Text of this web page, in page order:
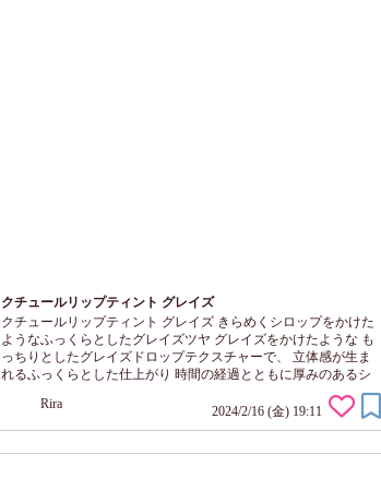
クチュールリップティント グレイズ
クチュールリップティント グレイズ きらめくシロップをかけた
ようなふっくらとしたグレイズツヤ グレイズをかけたような も
っちりとしたグレイズドロップテクスチャーで、 立体感が生ま
れるふっくらとした仕上がり 時間の経過とともに厚みのあるシ
ロップツヤ膜 30秒待つと、透明感たっぷりに輝くシロップ光沢
が完成！ ブライトトーンの生き生きとしたカラーが唇に密着し
グレイズ立体コーティング完成 ヴィーガンティント&点字適用
Rira 2024/2/16 (金) 19:11